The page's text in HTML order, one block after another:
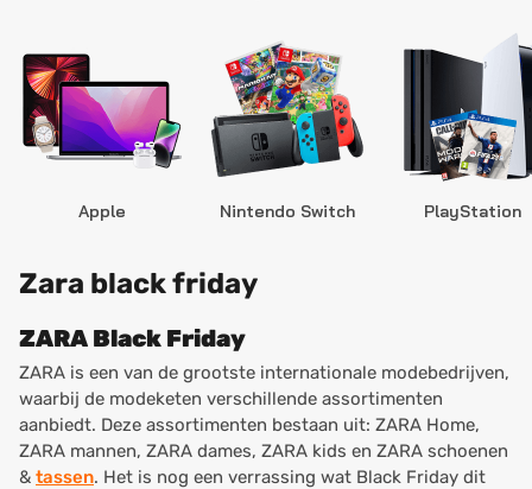
Apple Nintendo Switch PlayStation
Zara black friday
ZARA Black Friday
ZARA is een van de grootste internationale modebedrijven,
waarbij de modeketen verschillende assortimenten
aanbiedt. Deze assortimenten bestaan uit: ZARA Home,
ZARA mannen, ZARA dames, ZARA kids en ZARA schoenen
& tassen. Het is nog een verrassing wat Black Friday dit